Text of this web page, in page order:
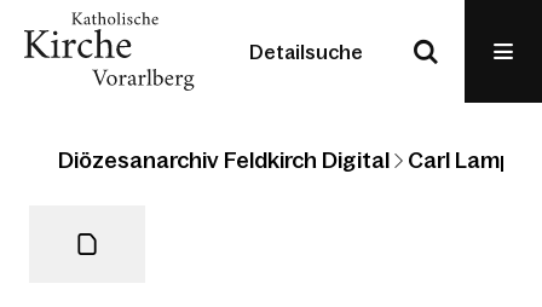
Detailsuche
Diözesanarchiv Feldkirch Digital Carl